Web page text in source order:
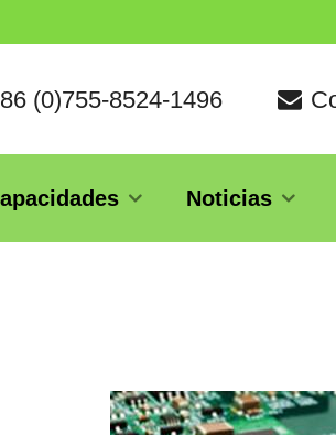
(0)755-8524-1496
Noticias